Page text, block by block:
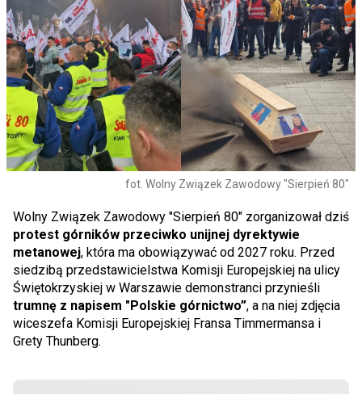
fot. Wolny Związek Zawodowy "Sierpień 80"
Wolny Związek Zawodowy "Sierpień 80" zorganizował dziś
protest górników przeciwko unijnej dyrektywie
metanowej, która ma obowiązywać od 2027 roku. Przed
siedzibą przedstawicielstwa Komisji Europejskiej na ulicy
Świętokrzyskiej w Warszawie demonstranci przynieśli
trumnę z napisem "Polskie górnictwo”, a na niej zdjęcia
wiceszefa Komisji Europejskiej Fransa Timmermansa i
Grety Thunberg.